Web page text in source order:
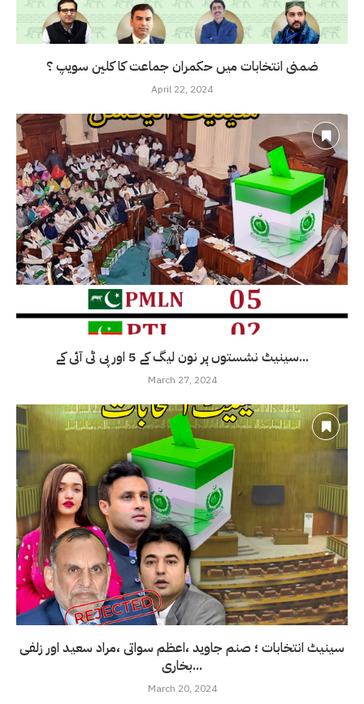
ضمنی انتخابات میں حکمران جماعت کا کلین سویپ ؟
April 22, 2024
سینیٹ نشستوں پر نون لیگ کے 5 اور پی ٹی آئی کے...
March 27, 2024
سینیٹ انتخابات ؛ صنم جاوید ،اعظم سواتی ،مراد سعید اور زلفی
بخاری...
March 20, 2024